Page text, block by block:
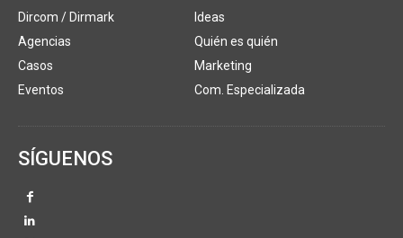
Dircom / Dirmark
Agencias
Casos
Eventos
Ideas
Quién es quién
Marketing
Com. Especializada
SÍGUENOS